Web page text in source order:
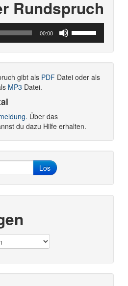
Rundspruch
00:00
Hoch/Runter
Lautstärke
gibt als PDF Datei oder als
MP3 Datei.
Über das
du dazu Hilfe erhalten.
Los